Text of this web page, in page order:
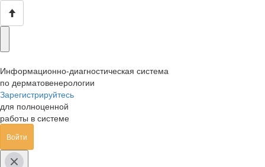
Информационно-диагностическая система
по дерматовенерологии
Зарегистрируйтесь
для полноценной
работы в системе
Войти